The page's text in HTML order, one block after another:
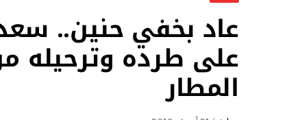
عاد بخفي حنين..
على طرده وترحيله
المطار